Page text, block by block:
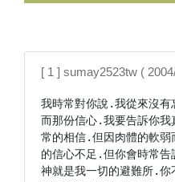
[ 1 ] sumay2523tw (
我時常對你說.我從來沒有
而那份信心.我要告訴你我
常的相信.但因肉體的軟
的信心不足.但你會時常
神就是我一切的避難所.